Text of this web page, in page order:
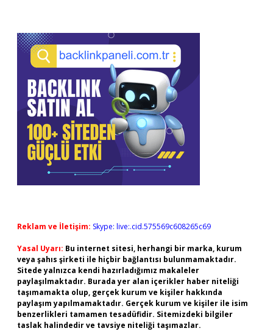
Reklam ve İletişim: Skype: live:.cid.575569c608265c69
Yasal Uyarı: Bu internet sitesi, herhangi bir marka, kurum
veya şahıs şirketi ile hiçbir bağlantısı bulunmamaktadır.
Sitede yalnızca kendi hazırladığımız makaleler
paylaşılmaktadır. Burada yer alan içerikler haber niteliği
taşımamakta olup, gerçek kurum ve kişiler hakkında
paylaşım yapılmamaktadır. Gerçek kurum ve kişiler ile isim
benzerlikleri tamamen tesadüfidir. Sitemizdeki bilgiler
taslak halindedir ve tavsiye niteliği taşımazlar.